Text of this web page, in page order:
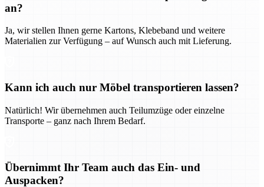
an?
Ja, wir stellen Ihnen gerne Kartons, Klebeband und weitere
Materialien zur Verfügung – auf Wunsch auch mit Lieferung.
Kann ich auch nur Möbel transportieren lassen?
Natürlich! Wir übernehmen auch Teilumzüge oder einzelne
Transporte – ganz nach Ihrem Bedarf.
Übernimmt Ihr Team auch das Ein- und
Auspacken?